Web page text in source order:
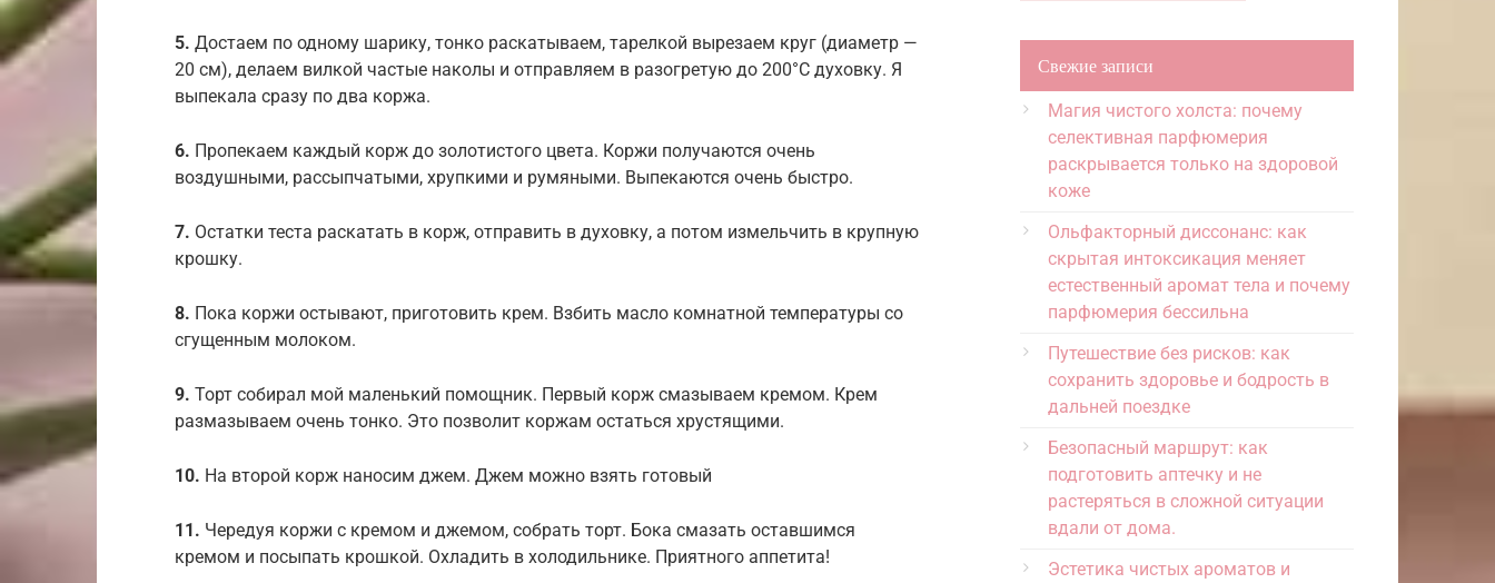
5. Достаем по одному шарику, тонко раскатываем, тарелкой вырезаем круг (диаметр —
20 см), делаем вилкой частые наколы и отправляем в разогретую до 200°C духовку. Я
выпекала сразу по два коржа.
6. Пропекаем каждый корж до золотистого цвета. Коржи получаются очень
воздушными, рассыпчатыми, хрупкими и румяными. Выпекаются очень быстро.
7. Остатки теста раскатать в корж, отправить в духовку, а потом измельчить в крупную
крошку.
8. Пока коржи остывают, приготовить крем. Взбить масло комнатной температуры со
сгущенным молоком.
9. Торт собирал мой маленький помощник. Первый корж смазываем кремом. Крем
размазываем очень тонко. Это позволит коржам остаться хрустящими.
10. На второй корж наносим джем. Джем можно взять готовый
11. Чередуя коржи с кремом и джемом, собрать торт. Бока смазать оставшимся
кремом и посыпать крошкой. Охладить в холодильнике. Приятного аппетита!
Свежие записи
Магия чистого холста: почему
селективная парфюмерия
раскрывается только на здоровой
коже
Ольфакторный диссонанс: как
скрытая интоксикация меняет
естественный аромат тела и почему
парфюмерия бессильна
Путешествие без рисков: как
сохранить здоровье и бодрость в
дальней поездке
Безопасный маршрут: как
подготовить аптечку и не
растеряться в сложной ситуации
вдали от дома.
Эстетика чистых ароматов и